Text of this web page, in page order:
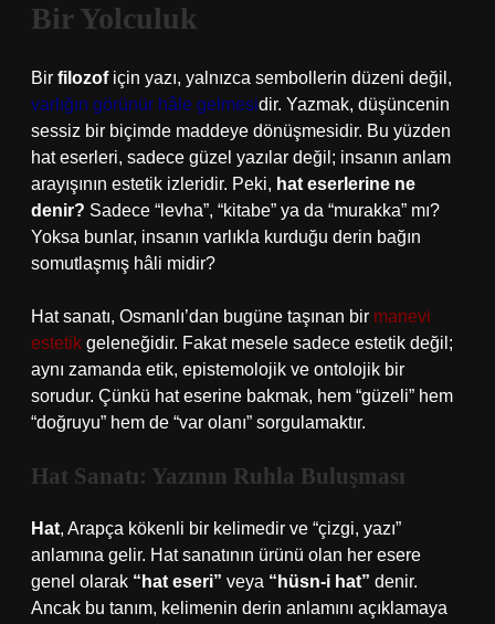
Bir Yolculuk
Bir filozofiçin yazı, yalnızca sembollerin düzeni değil,
varlığın görünür hâle gelmesidir. Yazmak, düşüncenin
sessiz bir biçimde maddeye dönüşmesidir. Bu yüzden
hat eserleri, sadece güzel yazılar değil; insanın anlam
arayışının estetik izleridir. Peki, hat eserlerine ne
denir? Sadece “levha”, “kitabe” ya da “murakka” mı?
Yoksa bunlar, insanın varlıkla kurduğu derin bağın
somutlaşmış hâli midir?
Hat sanatı, Osmanlı’dan bugüne taşınan bir manevi
estetik geleneğidir. Fakat mesele sadece estetik değil;
aynı zamanda etik, epistemolojik ve ontolojik bir
sorudur. Çünkü hat eserine bakmak, hem “güzeli” hem
“doğruyu” hem de “var olanı” sorgulamaktır.
Hat Sanatı: Yazının Ruhla Buluşması
Hat, Arapça kökenli bir kelimedir ve “çizgi, yazı”
anlamına gelir. Hat sanatının ürünü olan her esere
genel olarak “hat eseri” veya “hüsn-i hat” denir.
Ancak bu tanım, kelimenin derin anlamını açıklamaya